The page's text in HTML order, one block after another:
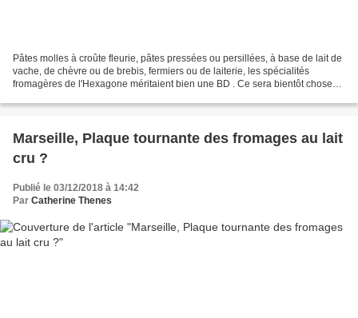
Pâtes molles à croûte fleurie, pâtes pressées ou persillées, à base de lait de
vache, de chèvre ou de brebis, fermiers ou de laiterie, les spécialités
fromagères de l'Hexagone méritaient bien une BD . Ce sera bientôt chose
Marseille, Plaque tournante des fromages au lait
cru ?
Publié le 03/12/2018 à 14:42
Par Catherine Thenes